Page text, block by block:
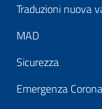
Traduzioni nuova
MAD
Sicurezza
Emergenza